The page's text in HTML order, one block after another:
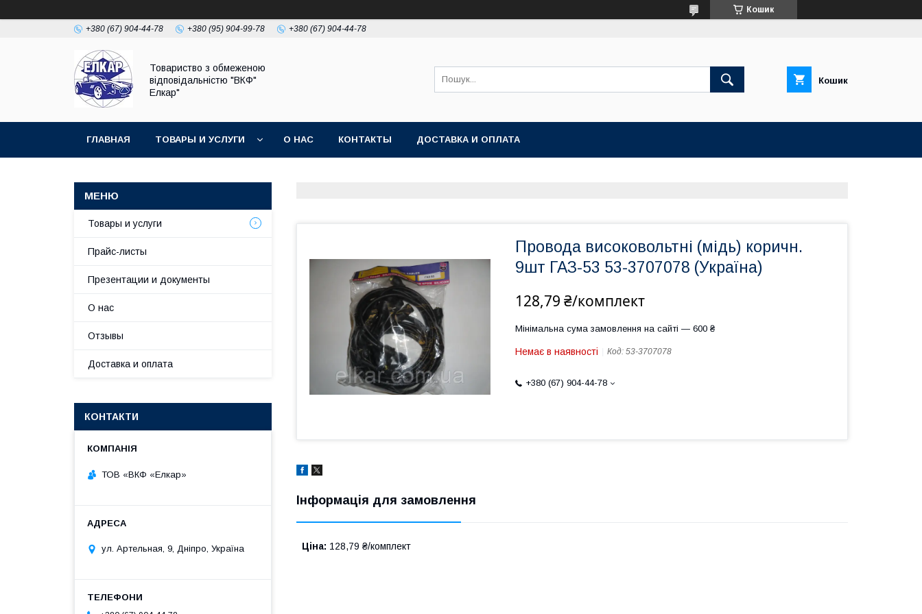
Кошик
+380 (67) 904-44-78 +380 (95) 904-99-78 +380 (67) 904-44-78
Товариство з обмеженою
відповідальністю "ВКФ"
Елкар"
Кошик
ГЛАВНАЯ ТОВАРЫ И УСЛУГИ О НАС КОНТАКТЫ ДОСТАВКА И ОПЛАТА
Провода високовольтні (мідь) коричн.
9шт ГАЗ-53 53-3707078 (Україна)
128,79 ₴/комплект
Мінімальна сума замовлення на сайті — 600 ₴
Немає в наявності Код: 53-3707078
+380 (67) 904-44-78
Інформація для замовлення
Ціна: 128,79 ₴/комплект
Товары и услуги
Прайс-листы
Презентации и документы
О нас
Отзывы
Доставка и оплата
КОНТАКТИ
ТОВ «ВКФ «Елкар»
ул. Артельная, 9, Дніпро, Україна